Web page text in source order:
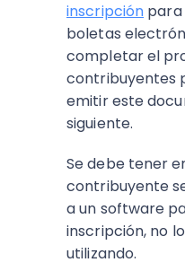
inscripción para
boletas
completar el
contribuyentes
emitir este
siguiente.
Se debe tener
contribuyente
a un software
inscripción, no
utilizando.